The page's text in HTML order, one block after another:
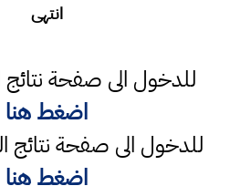
انتهى
للدخول الى صفحة
اضغط هنا
للدخول الى صفحة
اضغط هنا